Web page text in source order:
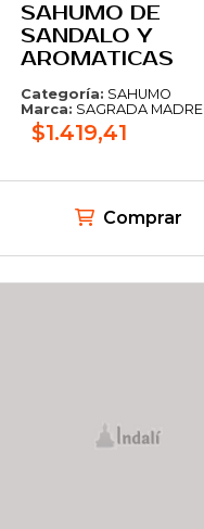
SAHUMO DE
SANDALO Y
AROMATICAS
Categoría: SAHUMO
Marca: SAGRADA MADRE
$1.419,41
Comprar